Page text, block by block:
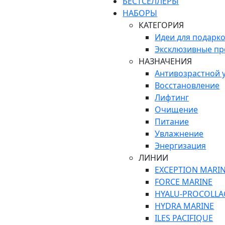
НАБОРЫ
КАТЕГОРИЯ
Идеи для
Эксклюзивные
НАЗНАЧЕНИЯ
Антивозрастной
Восстановление
Лифтинг
Очищение
Питание
Увлажнение
Энергизация
ЛИНИИ
EXCEPTION
FORCE MARINE
HYALU-
HYDRA MARINE
ILES PACIFIQUE